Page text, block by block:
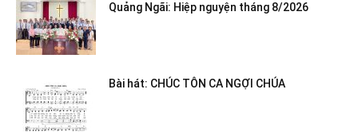
Quảng Ngãi: Hiệp nguyện tháng 8/2026
Bài hát: CHÚC TÔN CA NGỢI CHÚA